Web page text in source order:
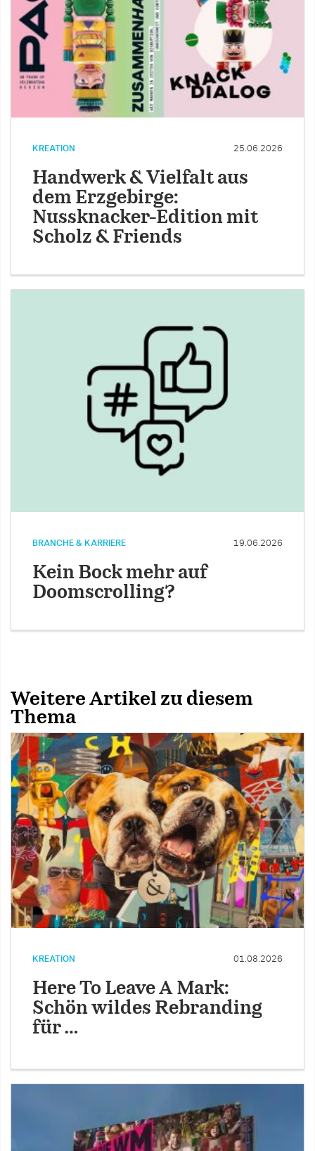
KREATION 25.06.2026
Handwerk & Vielfalt aus
dem Erzgebirge:
Nussknacker-Edition mit
Scholz & Friends
BRANCHE & KARRIERE 19.06.2026
Kein Bock mehr auf
Doomscrolling?
Weitere Artikel zu diesem
Thema
KREATION 01.08.2026
Here To Leave A Mark:
Schön wildes Rebranding
für …